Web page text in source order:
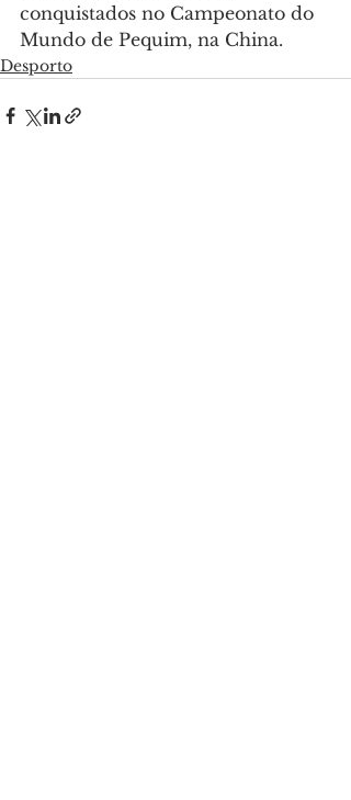
conquistados no Campeonato do
Mundo de Pequim, na China.
Desporto